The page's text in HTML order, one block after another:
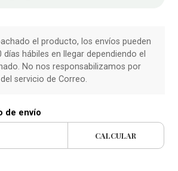
el producto, los envíos pueden
hábiles en llegar dependiendo el
No nos responsabilizamos por
servicio de Correo.
de envío
CALCULAR